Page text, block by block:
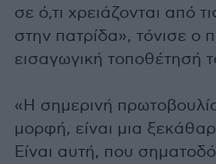
σε ό,τι χρειάζονται από
στην πατρίδα», τόνισε ο
εισαγωγική τοποθέτησή
«Η σημερινή
μορφή, είναι μια
Είναι αυτή, που